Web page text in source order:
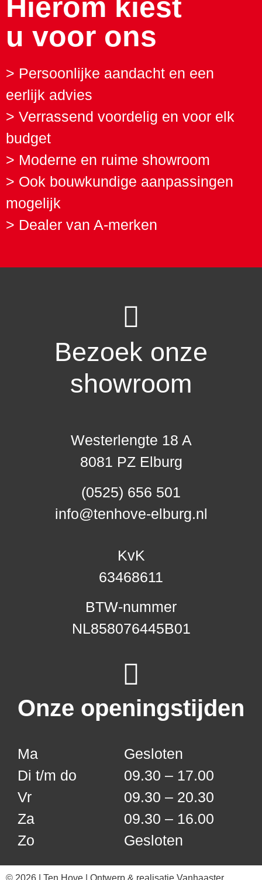
Hierom kiest
u voor ons
> Persoonlijke aandacht en een
eerlijk advies
> Verrassend voordelig en voor elk
budget
> Moderne en ruime showroom
> Ook bouwkundige aanpassingen
mogelijk
> Dealer van A-merken
Bezoek onze
showroom
Westerlengte 18 A
8081 PZ Elburg
(0525) 656 501
info@tenhove-elburg.nl
KvK
63468611
BTW-nummer
NL858076445B01
Onze openingstijden
Ma
Di t/m do
Vr
Za
Zo
Gesloten
09.30 – 17.00
09.30 – 20.30
09.30 – 16.00
Gesloten